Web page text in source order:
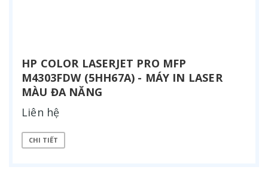
HP COLOR LASERJET PRO MFP
M4303FDW (5HH67A) - MÁY IN LASER
MÀU ĐA NĂNG
Liên hệ
CHI TIẾT